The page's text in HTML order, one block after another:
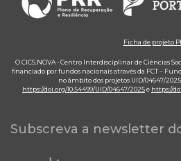
Ficha de projeto
O CICS.NOVA - Centro Interdisciplinar de Ciências
financiado por fundos nacionais através da FCT –
no âmbito dos projetos UID/04647/2025
https://doi.org/10.54499/UID/04647/2025e https://
Subscreva a newsletter